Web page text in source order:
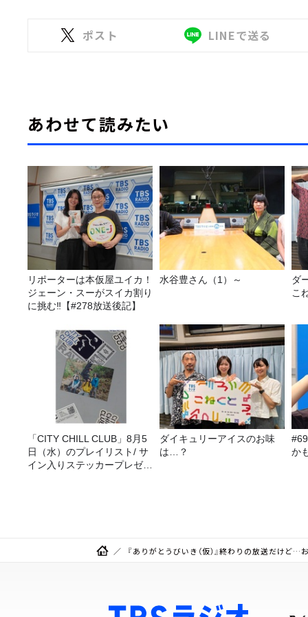
ポスト LINEで送る
あわせて読みたい
リポーターは本仮屋ユイカ！
ジェーン・スーがスイカ割り
に挑む‼【#278放送後記】
水谷豊さん（1）～
ダ
こ
「CITY CHILL CLUB」8月5
日（水）のプレイリスト/ サ
イン入りステッカープレゼン
ダイキュリーアイスのお味
は…？
か
『ありがとうびいき（仮）』終わりの放送だけど…